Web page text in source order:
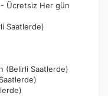
Ücretsiz Her gün
Saatlerde)
(Belirli Saatlerde)